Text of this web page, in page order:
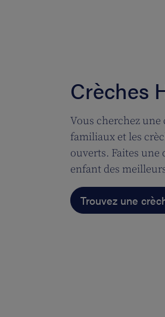
Crèches
Vous cherchez une
familiaux et les
ouverts. Faites une
enfant des
Trouvez une